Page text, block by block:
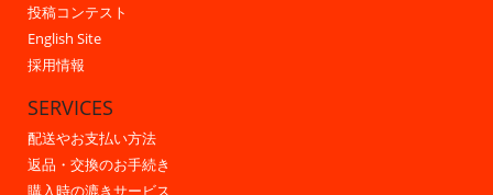
投稿コンテスト
English Site
採用情報
SERVICES
配送やお支払い方法
返品・交換のお手続き
購入時の漉きサービス